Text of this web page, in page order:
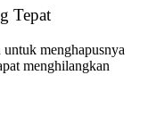
Tepat
menghapusnya
menghilangkan